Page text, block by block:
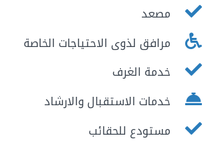
مصعد
مرافق لذوى الاحتياجات الخاصة
خدمة الغرف
خدمات الاستقبال والارشاد
مستودع للحقائب